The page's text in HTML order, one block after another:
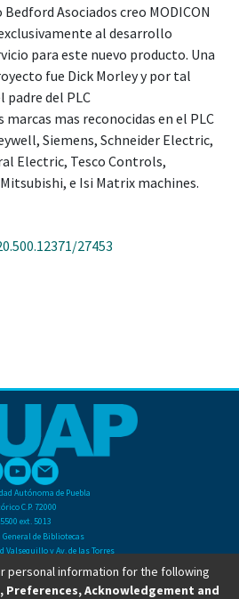
Asociados creo MODICON
al desarrollo
para este nuevo producto. Una
fue Dick Morley y por tal
padre del PLC
marcas mas reconocidas en el PLC
Siemens, Schneider Electric,
Electric, Tesco Controls,
e Isi Matrix machines.
27453
Autónoma de Puebla
C.P. 72000
ext. 5013
General de Bibliotecas
Valsequillo y Av. de las Torres
Col. San Manuel
(222) 2295500 Ext 2901
personal information for the following
Acknowledgement and